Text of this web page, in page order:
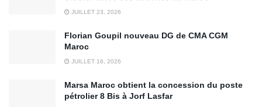
JUILLET 23, 2026
Florian Goupil nouveau DG de CMA CGM
Maroc
JUILLET 16, 2026
Marsa Maroc obtient la concession du poste
pétrolier 8 Bis à Jorf Lasfar